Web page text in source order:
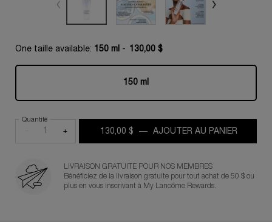
One taille available: 150 ml - 130,00 $
Selected
150 ml
, 1 of 1
Quantité
+ 130,00 $ ― AJOUTER AU PANIER
LIVRAISON GRATUITE POUR NOS MEMBRES
Bénéficiez de la livraison gratuite pour tout achat de 50 $ ou
plus en vous inscrivant à My Lancôme Rewards.